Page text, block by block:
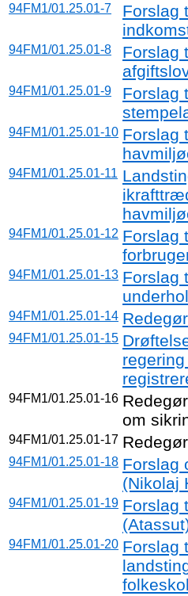
94FM1/01.25.01-7
Forslag
94FM1/01.25.01-8
Forslag
94FM1/01.25.01-9
Forslag
94FM1/01.25.01-10 Forslag
94FM1/01.25.01-11
94FM1/01.25.01-12 Forslag
94FM1/01.25.01-13 Forslag
94FM1/01.25.01-14
94FM1/01.25.01-15
94FM1/01.25.01-16
om
94FM1/01.25.01-17
94FM1/01.25.01-18 Forslag
(Nikolaj
94FM1/01.25.01-19 Forslag
94FM1/01.25.01-20 Forslag